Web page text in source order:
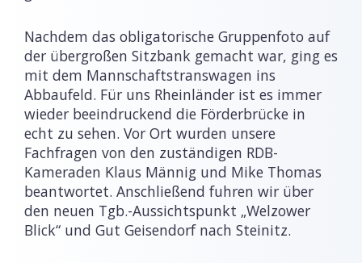
Nachdem das obligatorische Gruppenfoto auf
der übergroßen Sitzbank gemacht war, ging es
mit dem Mannschaftstranswagen ins
Abbaufeld. Für uns Rheinländer ist es immer
wieder beeindruckend die Förderbrücke in
echt zu sehen. Vor Ort wurden unsere
Fachfragen von den zuständigen RDB-
Kameraden Klaus Männig und Mike Thomas
beantwortet. Anschließend fuhren wir über
den neuen Tgb.-Aussichtspunkt „Welzower
Blick“ und Gut Geisendorf nach Steinitz.